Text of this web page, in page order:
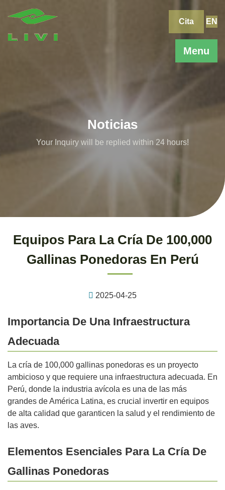
Menu
Cita EN
Noticias
Your Inquiry will be replied within 24 hours!
Equipos Para La Cría De 100,000
Gallinas Ponedoras En Perú
2025-04-25
Importancia De Una Infraestructura
Adecuada
La cría de 100,000 gallinas ponedoras es un proyecto
ambicioso y que requiere una infraestructura adecuada. En
Perú, donde la industria avícola es una de las más
grandes de América Latina, es crucial invertir en equipos
de alta calidad que garanticen la salud y el rendimiento de
las aves.
Elementos Esenciales Para La Cría De
Gallinas Ponedoras